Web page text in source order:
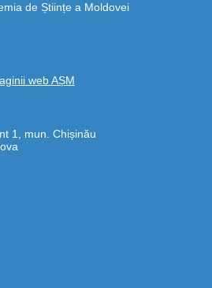
de Științe a Moldovei
web AȘM
1, mun. Chișinău